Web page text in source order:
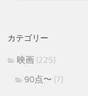
カテゴリー
映画 (225)
90点〜 (7)